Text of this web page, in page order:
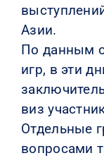
Азии.
По данным
игр, в эти
виз
Отдельные
вопросами